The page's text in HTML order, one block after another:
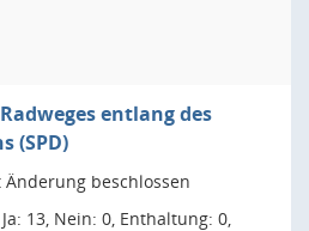
entlang des
(SPD)
Änderung beschlossen
Ja: 13, Nein: 0, Enthaltung: 0,